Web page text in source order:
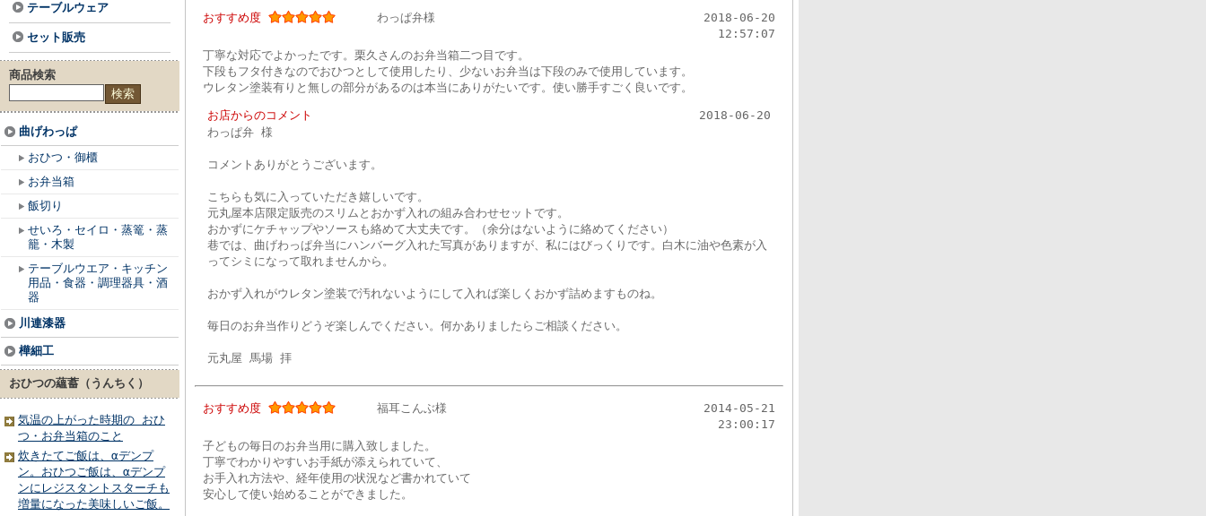
テーブルウェア
セット販売
商品検索
曲げわっぱ
おひつ・御櫃
お弁当箱
飯切り
せいろ・セイロ・蒸篭・蒸
籠・木製
テーブルウエア・キッチン
用品・食器・調理器具・酒
器
川連漆器
樺細工
おひつの蘊蓄（うんちく）
気温の上がった時期の おひ
つ・お弁当箱のこと
炊きたてご飯は、αデンプ
ン。おひつご飯は、αデンプ
ンにレジスタントスターチも
増量になった美味しいご飯。
おすすめ度 わっぱ弁様
2018-06-20
12:57:07
丁寧な対応でよかったです。栗久さんのお弁当箱二つ目です。
下段もフタ付きなのでおひつとして使用したり、少ないお弁当は下段のみで使用しています。
ウレタン塗装有りと無しの部分があるのは本当にありがたいです。使い勝手すごく良いです。
お店からのコメント
2018-06-20
わっぱ弁 様
コメントありがとうございます。
こちらも気に入っていただき嬉しいです。
元丸屋本店限定販売のスリムとおかず入れの組み合わせセットです。
おかずにケチャップやソースも絡めて大丈夫です。（余分はないように絡めてください）
巷では、曲げわっぱ弁当にハンバーグ入れた写真がありますが、私にはびっくりです。白木に油や色素が入
ってシミになって取れませんから。
おかず入れがウレタン塗装で汚れないようにして入れば楽しくおかず詰めますものね。
毎日のお弁当作りどうぞ楽しんでください。何かありましたらご相談ください。
元丸屋 馬場 拝
おすすめ度 福耳こんぶ様
2014-05-21
23:00:17
子どもの毎日のお弁当用に購入致しました。
丁寧でわかりやすいお手紙が添えられていて、
お手入れ方法や、経年使用の状況など書かれていて
安心して使い始めることができました。